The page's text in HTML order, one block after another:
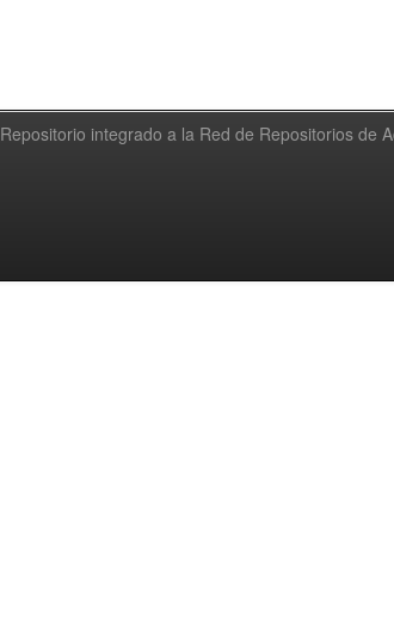
Repositorio integrado a la Red de Repositorios de